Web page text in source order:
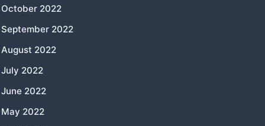
October 2022
September 2022
August 2022
July 2022
June 2022
May 2022